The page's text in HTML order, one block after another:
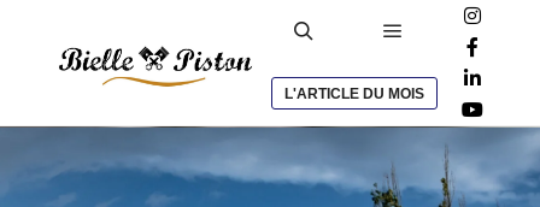
L'ARTICLE DU MOIS